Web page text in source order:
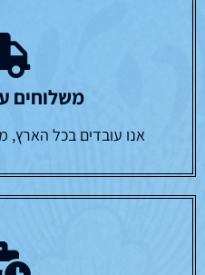
משלוחים
אנו עובדים בכל הארץ,